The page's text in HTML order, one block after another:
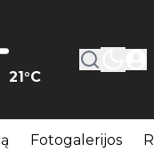
21°C
Fotogalerijos